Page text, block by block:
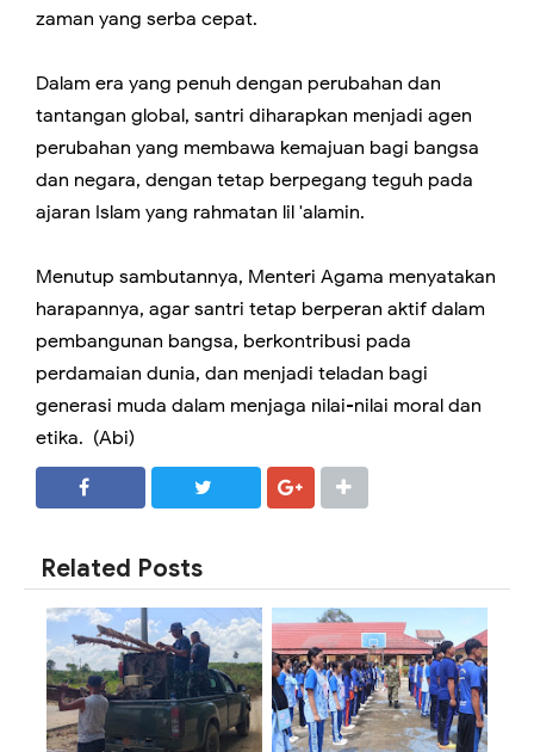
zaman yang serba cepat.
Dalam era yang penuh dengan perubahan dan
tantangan global, santri diharapkan menjadi agen
perubahan yang membawa kemajuan bagi bangsa
dan negara, dengan tetap berpegang teguh pada
ajaran Islam yang rahmatan lil 'alamin.
Menutup sambutannya, Menteri Agama menyatakan
harapannya, agar santri tetap berperan aktif dalam
pembangunan bangsa, berkontribusi pada
perdamaian dunia, dan menjadi teladan bagi
generasi muda dalam menjaga nilai-nilai moral dan
etika. (Abi)
Related Posts